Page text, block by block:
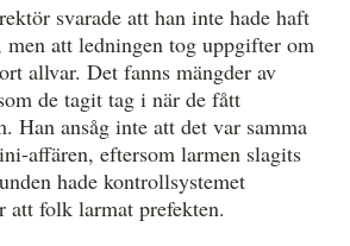
svarade att han inte hade haft
men att ledningen tog uppgifter om
allvar. Det fanns mängder av
de tagit tag i när de fått
Han ansåg inte att det var samma
affären, eftersom larmen slagits
hade kontrollsystemet
att folk larmat prefekten.